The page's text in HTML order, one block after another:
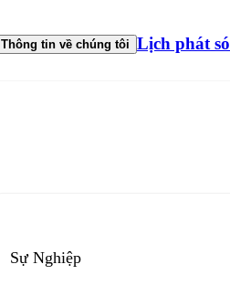
Thông tin về chúng tôi Lịch phát
Sự Nghiệp